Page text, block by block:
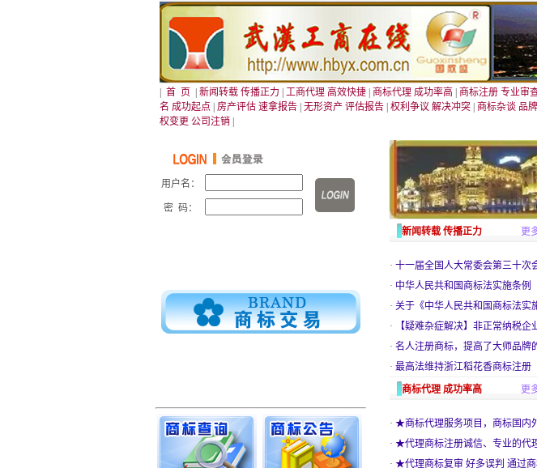
首 页 新闻转载 传播正力 工商代理 高效快捷 商标代理 成功率高 商标注册 专业审
名 成功起点
房产评估 速拿报告 无形资产 评估报告 权利争议 解决冲突 商标杂谈 品
权变更 公司注销
用户名：
密 码：
新闻转载 传播正力 更
· 十一届全国人大常委会第三十次
· 中华人民共和国商标法实施条例
· 关于《中华人民共和国商标法实
·
【疑难杂症解决】非正常纳税
· 名人注册商标，提高了大师品牌
· 最高法维持浙江稻花香商标注册
商标代理 成功率高
更
· ★商标代理服务项目，商标国内
· ★代理商标注册诚信、专业的代
· ★代理商标复审 好多误判 通过